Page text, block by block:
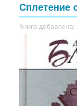
Сплетение
Книга